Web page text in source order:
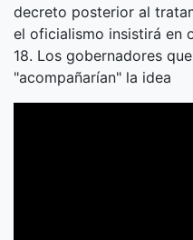
decreto posterior al
el oficialismo insistirá en
18. Los gobernadores
"acompañarían" la idea